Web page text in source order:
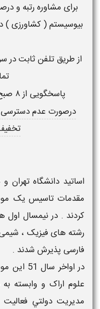
برای مشاوره رتبه و
از طریق تلفن ثابت در
پاسخگویی از ۸ صبح تا ۱ شب حتی ایام تعطیل
درصورت عدم دسترسی
مقدمات تاسیس یک
رشته های فیزیک ،
فارسی پذیرش شدند .
در اواخر
علوم اراک و وابسته
مديريت دولتي فعاليت